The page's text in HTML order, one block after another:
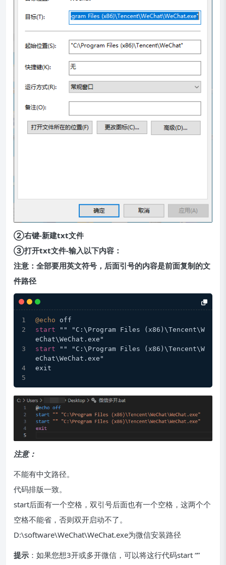
②右键-新建txt文件
③打开txt文件-输入以下内容：
注意：全部要用英文符号，后面引号的内容是前面复制的文
件路径
@echo off
start "" "C:\Program Files (x86)\Tencent\W
eChat\WeChat.exe"
start "" "C:\Program Files (x86)\Tencent\W
eChat\WeChat.exe"
exit
注意：
不能有中文路径。
代码排版一致。
start后面有一个空格，双引号后面也有一个空格，这两个个
空格不能省，否则双开启动不了。
D:\software\WeChat\WeChat.exe为微信安装路径
提示 ：如果您想3开或多开微信，可以将这行代码start “”